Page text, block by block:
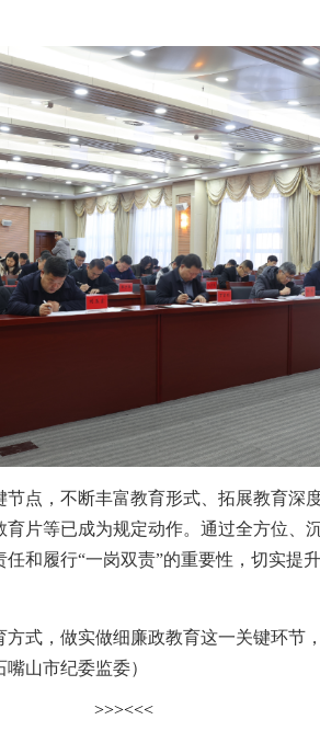
，不断丰富教育形式、拓展教育深
片等已成为规定动作。通过全方位、
和履行“一岗双责”的重要性，切实提
，做实做细廉政教育这一关键环节
山市纪委监委）
>>><<<